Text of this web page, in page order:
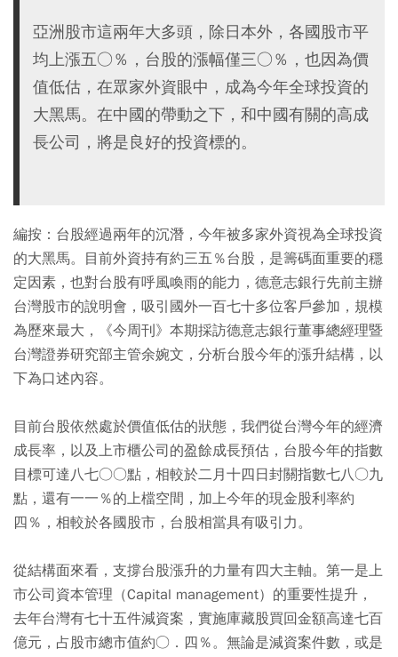
亞洲股市這兩年大多頭，除日本外，各國股市平
均上漲五○％，台股的漲幅僅三○％，也因為價
值低估，在眾家外資眼中，成為今年全球投資的
大黑馬。在中國的帶動之下，和中國有關的高成
長公司，將是良好的投資標的。
編按：台股經過兩年的沉潛，今年被多家外資視為全球投資
的大黑馬。目前外資持有約三五％台股，是籌碼面重要的穩
定因素，也對台股有呼風喚雨的能力，德意志銀行先前主辦
台灣股市的說明會，吸引國外一百七十多位客戶參加，規模
為歷來最大，《今周刊》本期採訪德意志銀行董事總經理暨
台灣證券研究部主管余婉文，分析台股今年的漲升結構，以
下為口述內容。
目前台股依然處於價值低估的狀態，我們從台灣今年的經濟
成長率，以及上市櫃公司的盈餘成長預估，台股今年的指數
目標可達八七○○點，相較於二月十四日封關指數七八○九
點，還有一一％的上檔空間，加上今年的現金股利率約
四％，相較於各國股市，台股相當具有吸引力。
從結構面來看，支撐台股漲升的力量有四大主軸。第一是上
市公司資本管理（Capital management）的重要性提升，
去年台灣有七十五件減資案，實施庫藏股買回金額高達七百
億元，占股市總市值約○．四％。無論是減資案件數，或是